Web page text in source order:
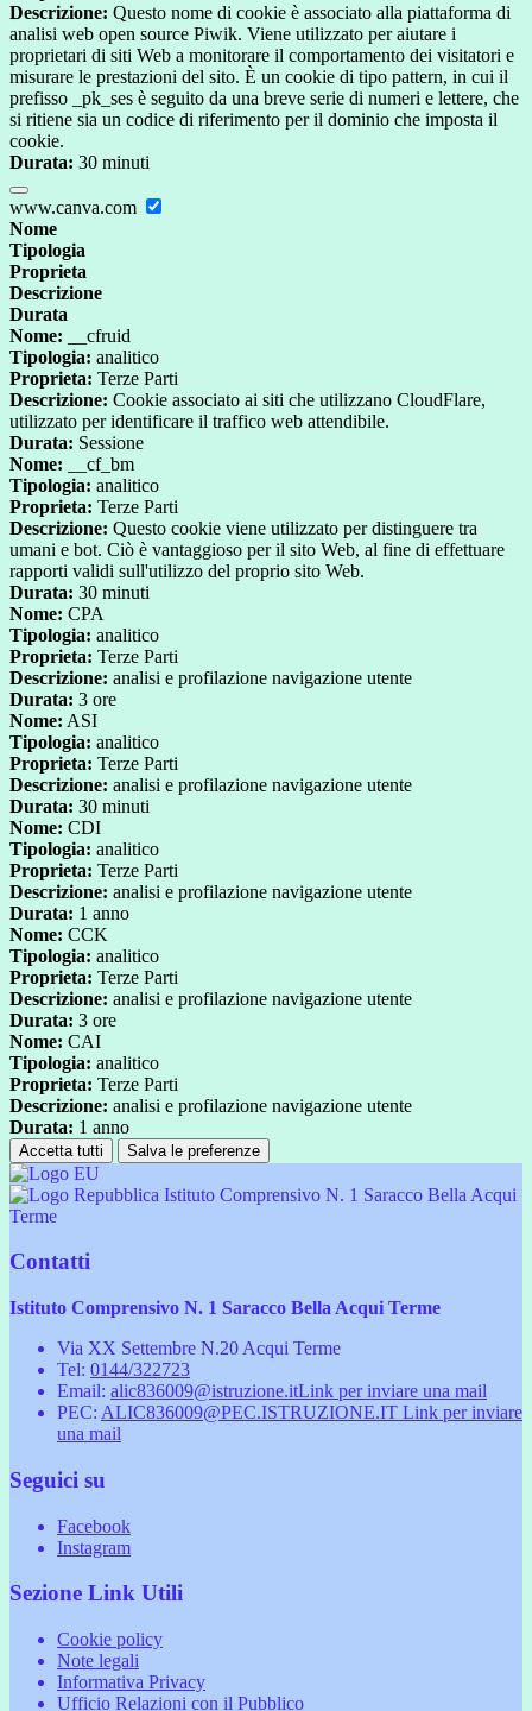
Descrizione: Questo nome di cookie è associato alla piattaforma di
analisi web open source Piwik. Viene utilizzato per aiutare i
proprietari di siti Web a monitorare il comportamento dei visitatori e
misurare le prestazioni del sito. È un cookie di tipo pattern, in cui il
prefisso _pk_ses è seguito da una breve serie di numeri e lettere, che
si ritiene sia un codice di riferimento per il dominio che imposta il
cookie.
Durata: 30 minuti
www.canva.com
Nome
Tipologia
Proprieta
Descrizione
Durata
Nome: __cfruid
Tipologia: analitico
Proprieta: Terze Parti
Descrizione: Cookie associato ai siti che utilizzano CloudFlare,
utilizzato per identificare il traffico web attendibile.
Durata: Sessione
Nome: __cf_bm
Tipologia: analitico
Proprieta: Terze Parti
Descrizione: Questo cookie viene utilizzato per distinguere tra
umani e bot. Ciò è vantaggioso per il sito Web, al fine di effettuare
rapporti validi sull'utilizzo del proprio sito Web.
Durata: 30 minuti
Nome: CPA
Tipologia: analitico
Proprieta: Terze Parti
Descrizione: analisi e profilazione navigazione utente
Durata: 3 ore
Nome: ASI
Tipologia: analitico
Proprieta: Terze Parti
Descrizione: analisi e profilazione navigazione utente
Durata: 30 minuti
Nome: CDI
Tipologia: analitico
Proprieta: Terze Parti
Descrizione: analisi e profilazione navigazione utente
Durata: 1 anno
Nome: CCK
Tipologia: analitico
Proprieta: Terze Parti
Descrizione: analisi e profilazione navigazione utente
Durata: 3 ore
Nome: CAI
Tipologia: analitico
Proprieta: Terze Parti
Descrizione: analisi e profilazione navigazione utente
Durata: 1 anno
Accetta tutti Salva le preferenze
Istituto Comprensivo N. 1 Saracco Bella Acqui
Terme
Contatti
Istituto Comprensivo N. 1 Saracco Bella Acqui Terme
Via XX Settembre N.20 Acqui Terme
Tel: 0144/322723
Email: alic836009@istruzione.itLink per inviare una mail
PEC: ALIC836009@PEC.ISTRUZIONE.IT Link per inviare
una mail
Seguici su
Facebook
Instagram
Sezione Link Utili
Cookie policy
Note legali
Informativa Privacy
Ufficio Relazioni con il Pubblico